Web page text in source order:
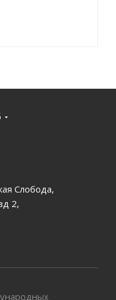
Слобода,
2,